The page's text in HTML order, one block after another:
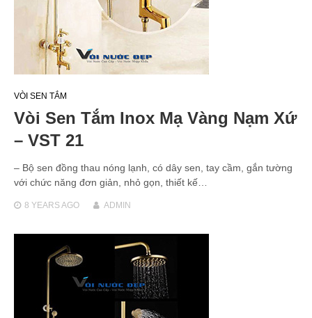
VÒI SEN TẮM
Vòi Sen Tắm Inox Mạ Vàng Nạm Xứ
– VST 21
– Bộ sen đồng thau nóng lạnh, có dây sen, tay cầm, gắn tường
với chức năng đơn giản, nhỏ gọn, thiết kế…
8 YEARSAGO ADMIN